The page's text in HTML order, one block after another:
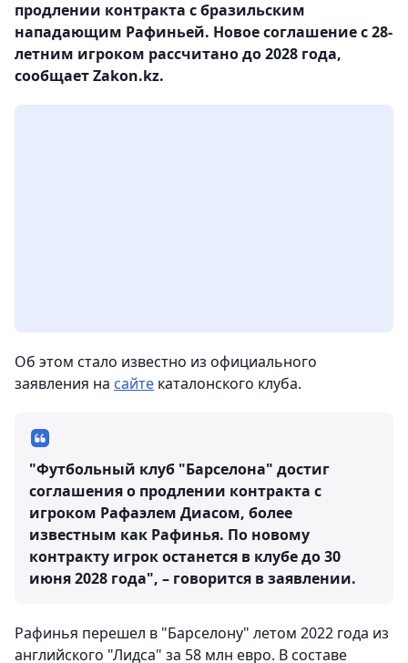
продлении контракта с бразильским
нападающим Рафиньей. Новое соглашение с 28-
летним игроком рассчитано до 2028 года,
сообщает Zakon.kz.
Об этом стало известно из официального
заявления на сайте каталонского клуба.
"Футбольный клуб "Барселона" достиг
соглашения о продлении контракта с
игроком Рафаэлем Диасом, более
известным как Рафинья. По новому
контракту игрок останется в клубе до 30
июня 2028 года", – говорится в заявлении.
Рафинья перешел в "Барселону" летом 2022 года из
английского "Лидса" за 58 млн евро. В составе